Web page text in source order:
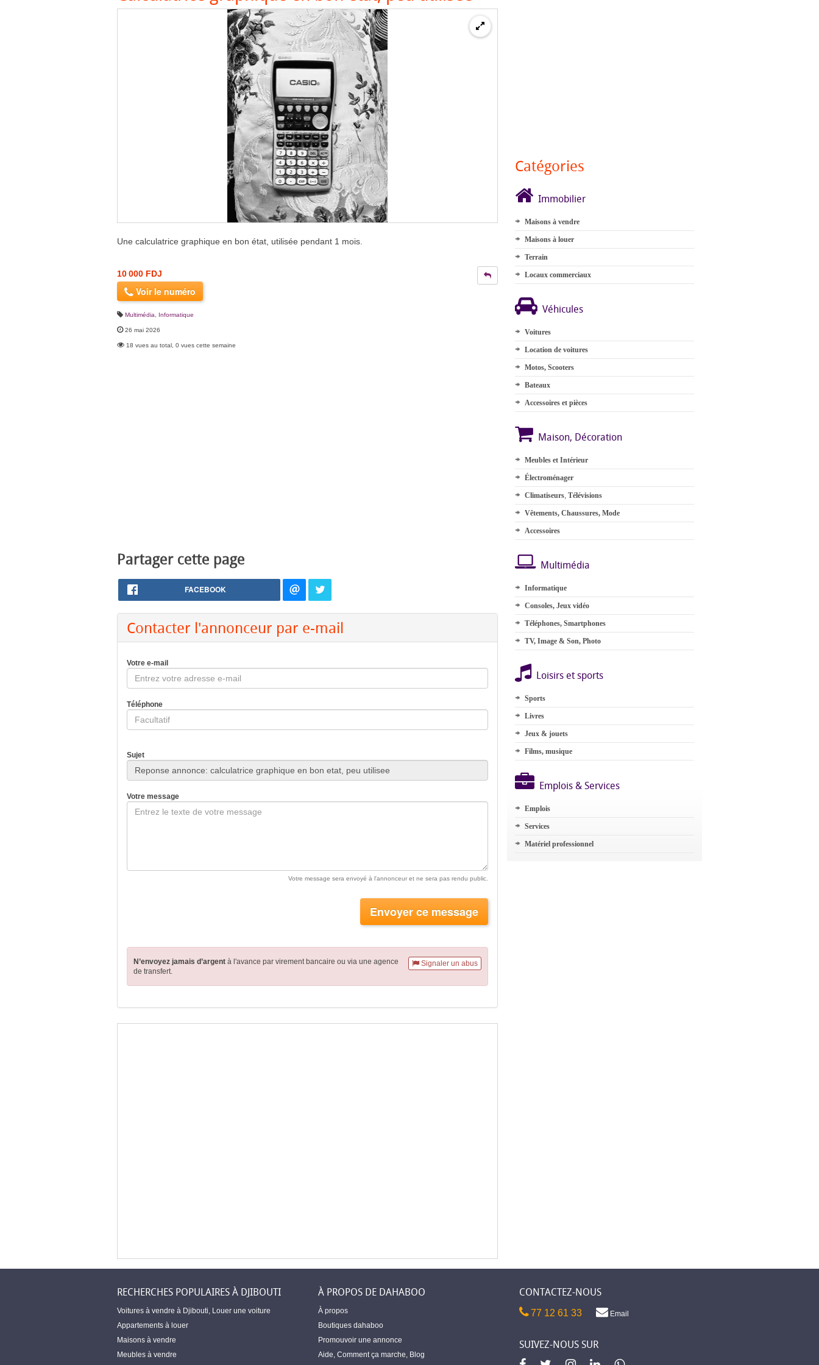
Une calculatrice graphique en bon état, utilisée pendant 1 mois.
10 000 FDJ
Voir le numéro
Multimédia Informatique
26 mai 2026
18 vues au total, 0 vues cette semaine
Partager cette page
FACEBOOK
Contacter l'annonceur par e-mail
Votre e-mail
Téléphone
Sujet
Votre message
Votre message sera envoyé à l'annonceur et ne sera pas rendu public.
Envoyer ce message
Signaler un abus
N’envoyez jamais d’argent à l'avance par virement bancaire ou via une agence
de transfert.
Catégories
Immobilier
Maisons à vendre
Maisons à louer
Terrain
Locaux commerciaux
Véhicules
Voitures
Location de voitures
Motos, Scooters
Bateaux
Accessoires et pièces
Maison, Décoration
Meubles et Intérieur
Électroménager
Climatiseurs, Télévisions
Vêtements, Chaussures, Mode
Accessoires
Multimédia
Informatique
Consoles, Jeux vidéo
Téléphones, Smartphones
TV, Image & Son, Photo
Loisirs et sports
Sports
Livres
Jeux & jouets
Films, musique
Emplois & Services
Emplois
Services
Matériel professionnel
RECHERCHES POPULAIRES À DJIBOUTI
Voitures à vendre à Djibouti Louer une voiture
Appartements à louer
Maisons à vendre
Meubles à vendre
À PROPOS DE DAHABOO
À propos
Boutiques dahaboo
Promouvoir une annonce
Aide Comment ça marche Blog
CONTACTEZ-NOUS
77 12 61 33 Email
SUIVEZ-NOUS SUR